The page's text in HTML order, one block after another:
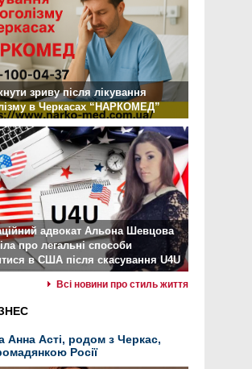
зриву після лікування
в Черкасах “НАРКОМЕД”
адвокат Альона Шевцова
про легальні способи
в США після скасування U4U
Всі новини про стиль життя
Анна Асті, родом з Черкас,
Росії